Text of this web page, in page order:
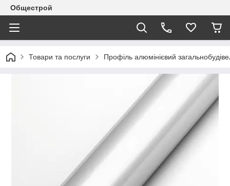
Общестрой
Товари та послуги Профіль алюмінієвий